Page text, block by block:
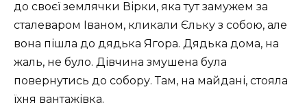
до своєї землячки Вірки, яка тут замужем за
сталеваром Іваном, кликали Єльку з собою, але
вона пішла до дядька Ягора. Дядька дома, на
жаль, не було. Дівчина змушена була
повернутись до собору. Там, на майдані, стояла
їхня вантажівка.